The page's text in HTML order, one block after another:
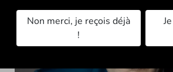
Non merci, je reçois déjà
!